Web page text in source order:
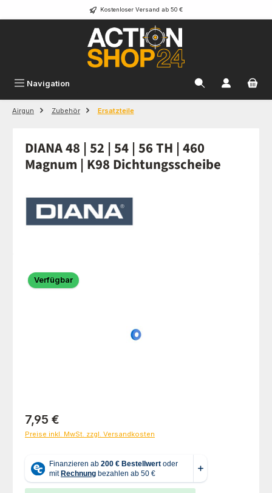
Zum Hauptinhalt springen Kostenloser Versand ab 50 €
Navigation
Airgun Zubehör Ersatzteile
DIANA 48 | 52 | 54 | 56 TH | 460
Magnum | K98 Dichtungsscheibe
Bildergalerie überspringen
Verfügbar
Regulärer Preis:
7,95 €
Preise inkl. MwSt. zzgl. Versandkosten